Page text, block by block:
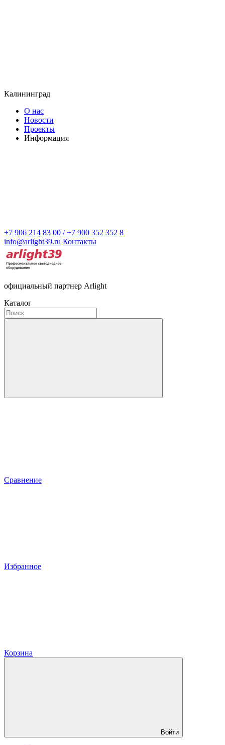
Калининград
О нас
Новости
Проекты
Информация
+7 906 214 83 00 / +7 900 352 352 8
info@arlight39.ru Контакты
официальный партнер Arlight
Каталог
Сравнение
Избранное
Корзина
Войти